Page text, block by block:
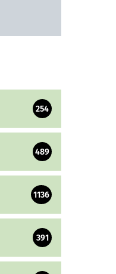
254
489
1136
391